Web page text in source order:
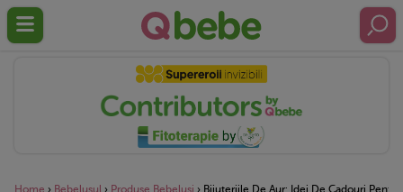
Home › Bebelusul › Produse Bebelusi › Bijuteriile De Aur: Idei De Cadouri